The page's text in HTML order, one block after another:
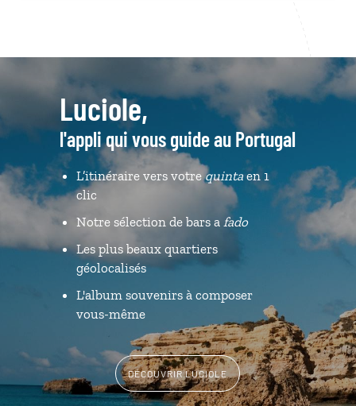
Luciole,
l'appli qui vous guide au Portugal
L’itinéraire vers votrequintaen 1
clic
Notre sélection de bars a fado
Les plus beaux quartiers
géolocalisés
L'album souvenirs à composer
vous-même
DÉCOUVRIR LUCIOLE